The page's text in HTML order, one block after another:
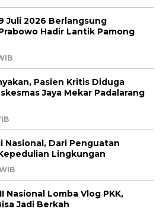
Juli 2026 Berlangsung
Hadir Lantik Pamong
Pasien Kritis Diduga
Jaya Mekar Padalarang
Nasional, Dari Penguatan
Lingkungan
Nasional Lomba Vlog PKK,
Jadi Berkah